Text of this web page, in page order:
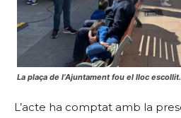
La plaça de l’Ajuntament fou el lloc escollit.
L’acte ha comptat amb la